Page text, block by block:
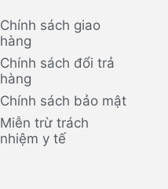
Chính sách giao
hàng
Chính sách đổi trả
hàng
Chính sách bảo mật
Miễn trừ trách
nhiệm y tế